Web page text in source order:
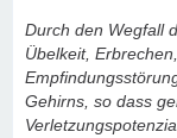
Durch den Wegfall
Übelkeit,
Gehirns, so dass